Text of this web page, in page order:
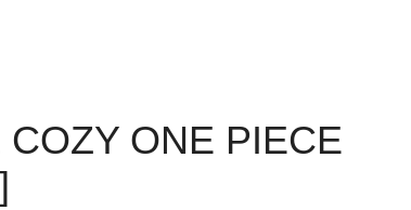
COZY ONE PIECE